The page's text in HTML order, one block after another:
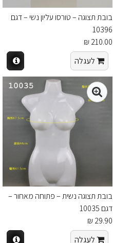
בובת תצוגה – טורסו עליון נשי – דגם
10396
210.00 ₪
לעגלה
בובת תצוגה נשית – פתוחה מאחור –
דגם 10035
29.90 ₪
לעגלה